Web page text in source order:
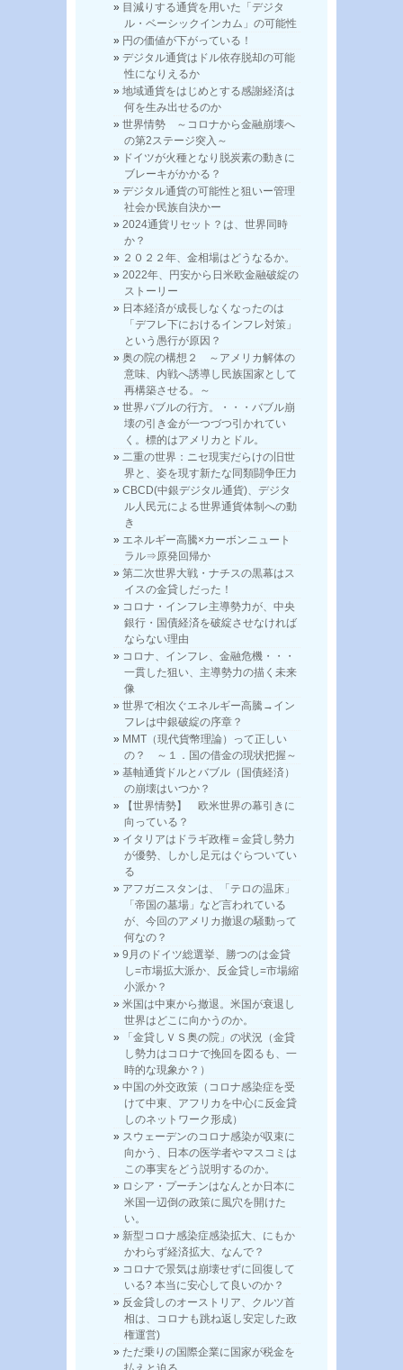
目減りする通貨を用いた「デジタ
ル・ベーシックインカム」の可能性
円の価値が下がっている！
デジタル通貨はドル依存脱却の可能
性になりえるか
地域通貨をはじめとする感謝経済は
何を生み出せるのか
世界情勢 ～コロナから金融崩壊へ
の第2ステージ突入～
ドイツが火種となり脱炭素の動きに
ブレーキがかかる？
デジタル通貨の可能性と狙いー管理
社会か民族自決かー
2024通貨リセット？は、世界同時
か？
２０２２年、金相場はどうなるか。
2022年、円安から日米欧金融破綻の
ストーリー
日本経済が成長しなくなったのは
「デフレ下におけるインフレ対策」
という愚行が原因？
奥の院の構想２ ～アメリカ解体の
意味、内戦へ誘導し民族国家として
再構築させる。～
世界バブルの行方。・・・バブル崩
壊の引き金が一つづつ引かれてい
く。標的はアメリカとドル。
二重の世界：ニセ現実だらけの旧世
界と、姿を現す新たな同類闘争圧力
CBCD(中銀デジタル通貨)、デジタ
ル人民元による世界通貨体制への動
き
エネルギー高騰×カーボンニュート
ラル⇒原発回帰か
第二次世界大戦・ナチスの黒幕はス
イスの金貸しだった！
コロナ・インフレ主導勢力が、中央
銀行・国債経済を破綻させなければ
ならない理由
コロナ、インフレ、金融危機・・・
一貫した狙い、主導勢力の描く未来
像
世界で相次ぐエネルギー高騰→イン
フレは中銀破綻の序章？
MMT（現代貨幣理論）って正しい
の？ ～１．国の借金の現状把握～
基軸通貨ドルとバブル（国債経済）
の崩壊はいつか？
【世界情勢】 欧米世界の幕引きに
向っている？
イタリアはドラギ政権＝金貸し勢力
が優勢、しかし足元はぐらついてい
る
アフガニスタンは、「テロの温床」
「帝国の墓場」など言われている
が、今回のアメリカ撤退の騒動って
何なの？
9月のドイツ総選挙、勝つのは金貸
し=市場拡大派か、反金貸し=市場縮
小派か？
米国は中東から撤退。米国が衰退し
世界はどこに向かうのか。
「金貸しＶＳ奥の院」の状況（金貸
し勢力はコロナで挽回を図るも、一
時的な現象か？）
中国の外交政策（コロナ感染症を受
けて中東、アフリカを中心に反金貸
しのネットワーク形成）
スウェーデンのコロナ感染が収束に
向かう、日本の医学者やマスコミは
この事実をどう説明するのか。
ロシア・プーチンはなんとか日本に
米国一辺倒の政策に風穴を開けた
い。
新型コロナ感染症感染拡大、にもか
かわらず経済拡大、なんで？
コロナで景気は崩壊せずに回復して
いる? 本当に安心して良いのか？
反金貸しのオーストリア、クルツ首
相は、コロナも跳ね返し安定した政
権運営)
ただ乗りの国際企業に国家が税金を